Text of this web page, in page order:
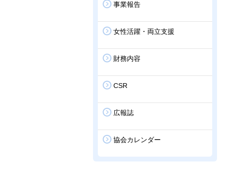
事業報告
女性活躍・両立支援
財務内容
CSR
広報誌
協会カレンダー